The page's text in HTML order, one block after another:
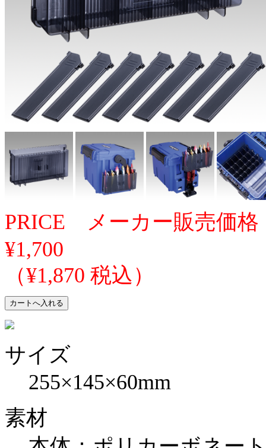
PRICE メーカー販売価格
¥1,700
（¥1,870 税込）
サイズ
255×145×60mm
素材